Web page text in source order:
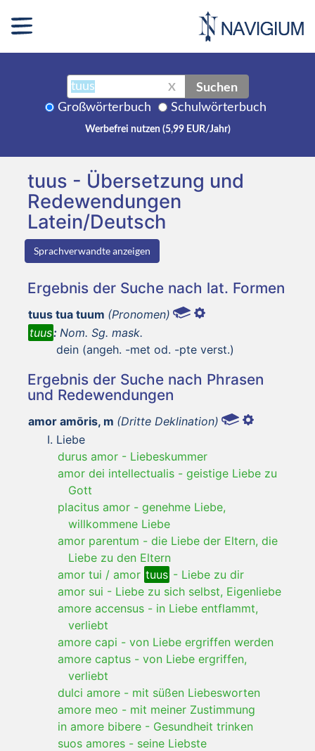
X Suchen
Großwörterbuch Schulwörterbuch
Werbefrei nutzen (5,99 EUR/Jahr)
tuus - Übersetzung und
Redewendungen
Latein/Deutsch
Sprachverwandte anzeigen
Ergebnis der Suche nach lat. Formen
tuus tua tuum (Pronomen)
tuus: Nom. Sg. mask.
dein (angeh. -met od. -pte verst.)
Ergebnis der Suche nach Phrasen
und Redewendungen
amor amōris, m (Dritte Deklination)
Liebe
durus amor - Liebeskummer
amor dei intellectualis - geistige Liebe zu
Gott
placitus amor - genehme Liebe,
willkommene Liebe
amor parentum - die Liebe der Eltern, die
Liebe zu den Eltern
amor tui / amor tuus - Liebe zu dir
amor sui - Liebe zu sich selbst, Eigenliebe
amore accensus - in Liebe entflammt,
verliebt
amore capi - von Liebe ergriffen werden
amore captus - von Liebe ergriffen,
verliebt
dulci amore - mit süßen Liebesworten
amore meo - mit meiner Zustimmung
in amore bibere - Gesundheit trinken
suos amores - seine Liebste